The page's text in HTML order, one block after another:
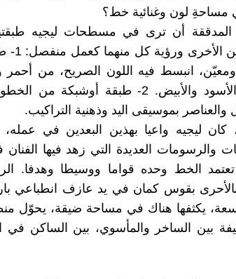
لون وغنائية خط؟
المدققة أن ترى في مسطحات ليجيه
فصل
انبسط فيه اللون الصريح، من أحمر
وبرتقالي إلى الأسود والأبيض. 2- طبقة
بموسيقى اليد وذهنية التراكيب.
ليجيه واعيا بهذين البعدين في عمله،
والرسومات العديدة التي زهد فيها
الخط وحده قواما ووسيطا وهدفا.
بقوس كمان في يد عازف انطباعي
يكثفها هناك في مساحة ضيقة، يحوّل
بين الساخر والمأسوي، بين الساكن